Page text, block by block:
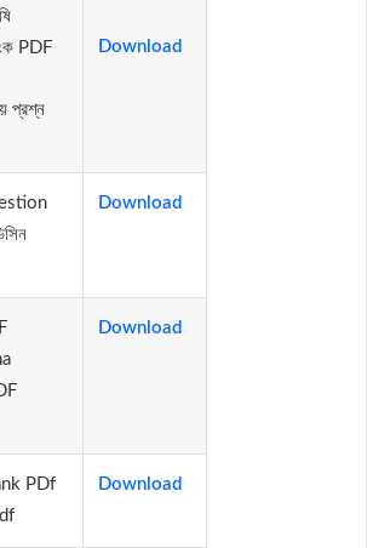
PDF
প্রশ্ন
Download
Download
Download
PDf
pdf
Download